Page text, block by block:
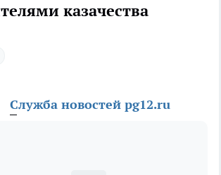
казачества
Служба новостей pg12.ru